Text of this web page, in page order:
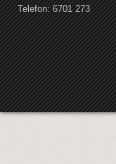
Telefon: 6701 273